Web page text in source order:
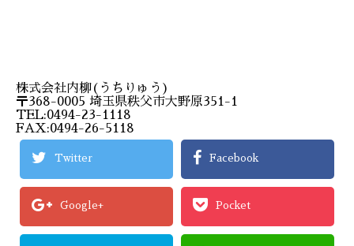
株式会社内柳(うちりゅう)
〒368-0005 埼玉県秩父市大野原351-1
TEL:0494-23-1118
FAX:0494-26-5118
Twitter Facebook
Google+ Pocket